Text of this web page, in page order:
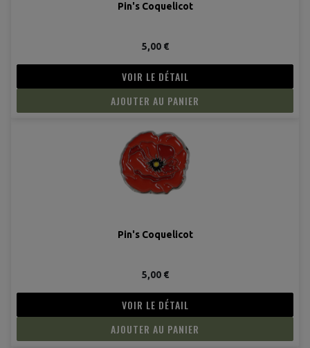
Pin's Coquelicot
5,00 €
VOIR LE DÉTAIL
AJOUTER AU PANIER
Pin's Coquelicot
5,00 €
VOIR LE DÉTAIL
AJOUTER AU PANIER